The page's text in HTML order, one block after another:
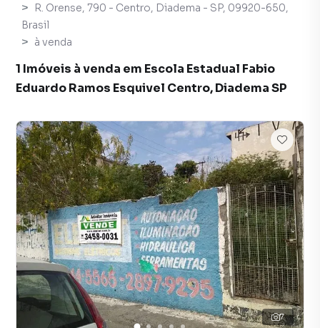
R. Orense, 790 - Centro, Diadema - SP, 09920-650,
Brasil
à venda
1 Imóveis à venda em Escola Estadual Fabio
Eduardo Ramos Esquivel Centro, Diadema SP
7